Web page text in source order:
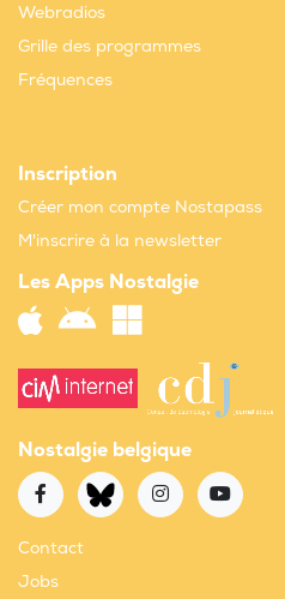
Webradios
Grille des programmes
Fréquences
Inscription
Créer mon compte Nostapass
M'inscrire à la newsletter
Les Apps Nostalgie
Nostalgie belgique
Contact
Jobs